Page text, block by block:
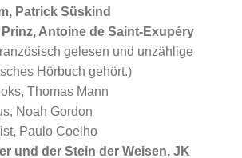
Patrick Süskind
Antoine de Saint-Exupéry
gelesen und unzählige
Hörbuch gehört.)
Thomas Mann
Noah Gordon
Paulo Coelho
und der Stein der Weisen, JK